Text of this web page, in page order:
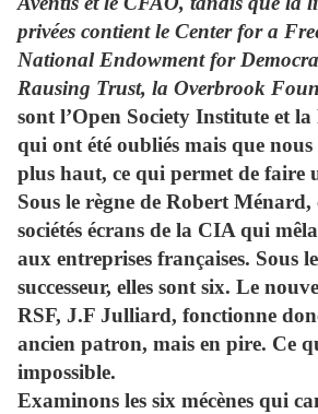
privées contient le Center for a
National Endowment for
Rausing Trust, la Overbrook
sont l’Open Society Institute et
qui ont été oubliés mais que
plus haut, ce qui permet de faire
Sous le règne de Robert Ménard,
sociétés écrans de la CIA qui
aux entreprises françaises. Sous
successeur, elles sont six. Le
RSF, J.F Julliard, fonctionne
ancien patron, mais en pire. Ce
impossible.
Examinons les six mécènes qui